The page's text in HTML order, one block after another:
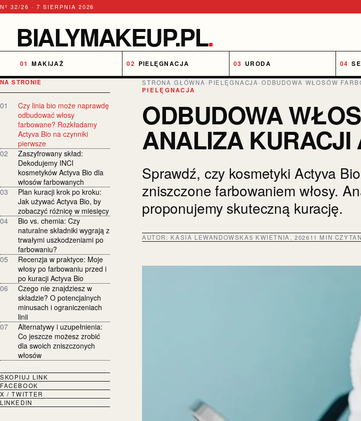
Nº 32/26 · 7 SIERPNIA 2026
BIALYMAKEUP.PL.
MAKIJAŻ PIELĘGNACJA URODA
NA STRONIE
01
Czy linia bio może naprawdę
odbudować włosy
farbowane? Rozkładamy
Actyva Bio na czynniki
pierwsze
02
Zaszyfrowany skład:
Dekodujemy INCI
kosmetyków Actyva Bio dla
włosów farbowanych
03
Plan kuracji krok po kroku:
Jak używać Actyva Bio, by
zobaczyć różnicę w miesięcy
04
Bio vs. chemia: Czy
naturalne składniki wygrają z
trwałymi uszkodzeniami po
farbowaniu?
05
Recenzja w praktyce: Moje
włosy po farbowaniu przed i
po kuracji Actyva Bio
06
Czego nie znajdziesz w
składzie? O potencjalnych
minusach i ograniczeniach
linii
07
Alternatywy i uzupełnienia:
Co jeszcze możesz zrobić
dla swoich zniszczonych
włosów
SKOPIUJ LINK
FACEBOOK
X / TWITTER
LINKEDIN
STRONA GŁÓWNA › PIELĘGNACJA ›ODBUDOWA WŁOSÓW
PIELĘGNACJA
ODBUDOWA
ANALIZA KURACJI
Sprawdź, czy kosmetyki Actyva
zniszczone farbowaniem włosy.
proponujemy skuteczną kurację.
AUTOR: KASIA LEWANDOWSKA5 KWIETNIA, 202611 MIN